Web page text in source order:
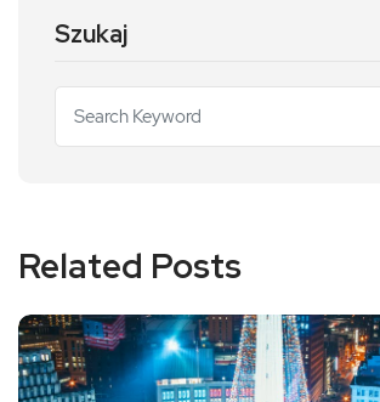
Szukaj
Related Posts